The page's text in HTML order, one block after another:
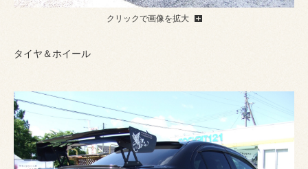
クリックで画像を拡大
タイヤ＆ホイール